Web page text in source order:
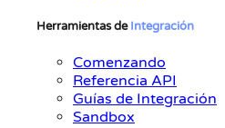
Herramientas deIntegración
Comenzando
Referencia API
Guías de Integración
Sandbox